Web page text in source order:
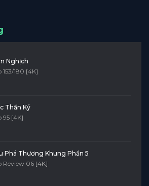
Nghịch
153/180 [4K]
Thần Ký
95 [4K]
Phá Thương Khung Phần 5
Review 06 [4K]